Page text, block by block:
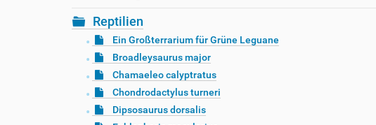
i
e
Reptilien
Ein Großterrarium für Grüne Leguane
Broadleysaurus major
Chamaeleo calyptratus
Chondrodactylus turneri
Dipsosaurus dorsalis